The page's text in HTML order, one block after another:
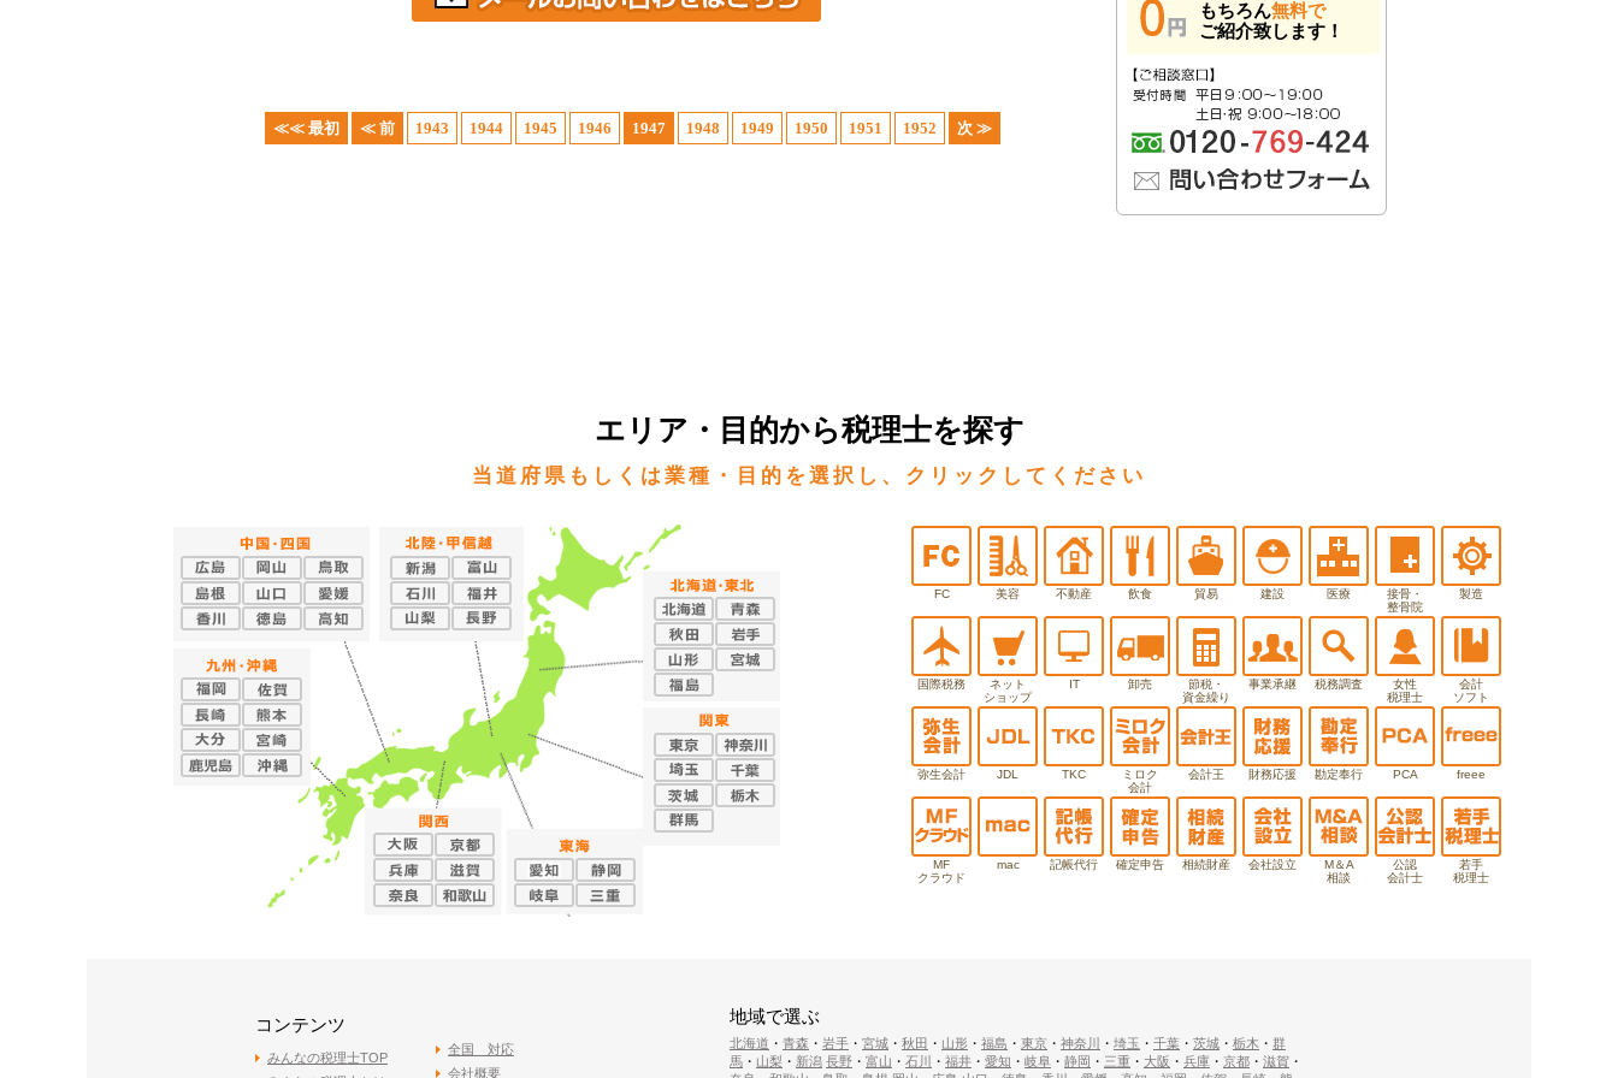
≪≪ 最初 ≪ 前 1943 1944 1945 1946 1947 1948 1949 1950 1951 1952 次 ≫
もちろん無料で
ご紹介致します！
エリア・目的から税理士を探す
当道府県もしくは業種・目的を選択し、クリックしてください
FC 美容 不動産 飲食 貿易 建設 医療
接骨・
整骨院
製造
国際税務
ネット
ショップ
IT 卸売
節税・
資金繰り
事業承継 税務調査
女性
税理士
会計
ソフト
弥生会計 JDL TKC
ミロク
会計
会計王 財務応援 勘定奉行 PCA freee
MF
クラウド
mac 記帳代行 確定申告 相続財産 会社設立
M＆A
相談
公認
会計士
若手
税理士
コンテンツ
みんなの税理士TOP
全国 対応
会社概要
地域で選ぶ
北海道 ・ 青森 ・ 岩手 ・ 宮城 ・ 秋田 ・ 山形 ・ 福島 ・ 東京 ・ 神奈川 ・ 埼玉 ・ 千葉 ・ 茨城 ・ 栃木 ・ 群
馬 ・ 山梨 ・ 新潟 長野 ・ 富山 ・ 石川 ・ 福井 ・ 愛知 ・ 岐阜 ・ 静岡 ・ 三重 ・ 大阪 ・ 兵庫 ・ 京都 ・ 滋賀 ・